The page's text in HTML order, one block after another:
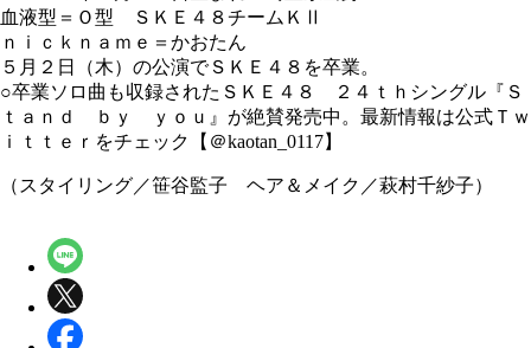
血液型＝Ｏ型 ＳＫＥ４８チームＫⅡ
ｎｉｃｋｎａｍｅ＝かおたん
５月２日（木）の公演でＳＫＥ４８を卒業。
○卒業ソロ曲も収録されたＳＫＥ４８ ２４ｔｈシングル『Ｓ
ｔａｎｄ ｂｙ ｙｏｕ』が絶賛発売中。最新情報は公式Ｔｗ
ｉｔｔｅｒをチェック【＠kaotan_0117】
（スタイリング／笹谷監子 ヘア＆メイク／萩村千紗子）